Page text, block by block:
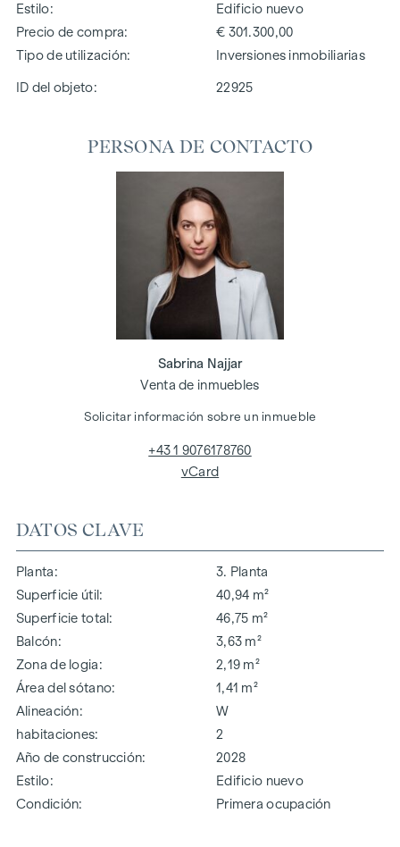
Estilo
Edificio nuevo
Precio de compra
€ 301.300,00
Tipo de utilización
Inversiones inmobiliarias
ID del objeto: 22925
DATOS CLAVE
Planta
3. Planta
Superficie útil
40,94 m²
Superficie total
46,75 m²
Balcón
3,63 m²
Zona de logia
2,19 m²
Área del sótano
1,41 m²
Alineación
W
habitaciones
2
Año de construcción
2028
Estilo
Edificio nuevo
Condición
Primera ocupación
PERSONA DE CONTACTO
Sabrina Najjar
Venta de inmuebles
Solicitar información sobre un inmueble
+43 1 9076178760
vCard